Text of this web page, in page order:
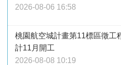
2026-08-06 16:58
桃園航空城計畫第11標區徵
計11月開工
2026-08-08 10:19